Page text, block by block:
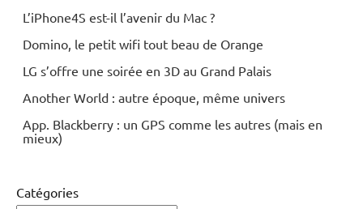
L’iPhone4S est-il l’avenir du Mac ?
Domino, le petit wifi tout beau de Orange
LG s’offre une soirée en 3D au Grand Palais
Another World : autre époque, même univers
App. Blackberry : un GPS comme les autres (mais en
mieux)
Catégories